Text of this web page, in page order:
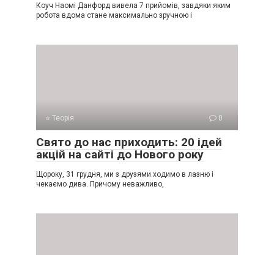
Коуч Наомі Данфорд вивела 7 прийомів, завдяки яким
робота вдома стане максимально зручною і
⭐ Теорія 0
Свято до нас приходить: 20 ідей
акцій на сайті до Нового року
Щороку, 31 грудня, ми з друзями ходимо в лазню і
чекаємо дива. Причому неважливо,